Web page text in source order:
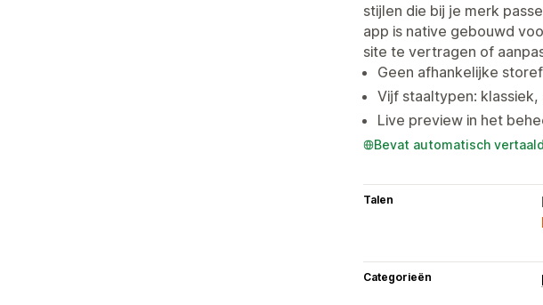
stijlen die bij je merk
app is native gebouwd
site te vertragen of
Geen afhankelijke
Vijf staaltypen:
Live preview in het
Bevat automatisch
Talen
Categorieën